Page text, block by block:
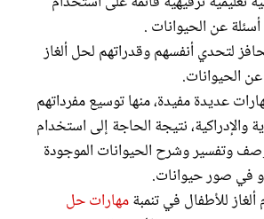
أسئلة عن الحيوانات .
لتحدي أنفسهم وقدراتهم لحل ألغاز
الحيوانات.
عديدة مفيدة، منها توسيع مفرداتهم
والإدراكية، نتيجة الحاجة إلى استخدام
وتفسير وشرح الحيوانات الموجودة
في صور حيوانات.
للأطفال في تنمبةمهارات حل